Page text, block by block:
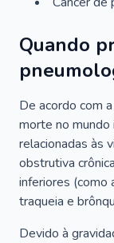
Quando
De acordo com
morte no mundo
relacionadas às
obstrutiva
inferiores (como
traqueia e
Devido à